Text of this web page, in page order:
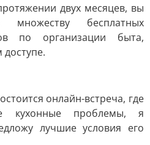
двух месяцев, вы
бесплатных
по организации быта,
онлайн-встреча, где
кухонные проблемы, я
лучшие условия его